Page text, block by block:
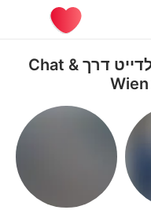
אנשים שמחפשים לצאת לדייט דרך Chat &